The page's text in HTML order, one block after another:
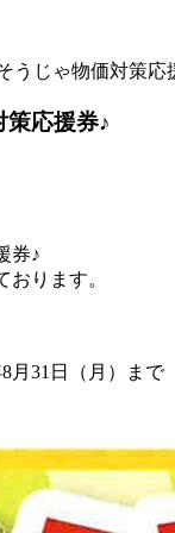
うじゃ物価対策応
応援券♪
券♪
ります。
月31日（月）まで